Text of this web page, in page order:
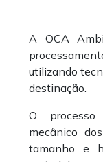
A OCA
utilizando
destinação.
O
mecânico
tamanho e